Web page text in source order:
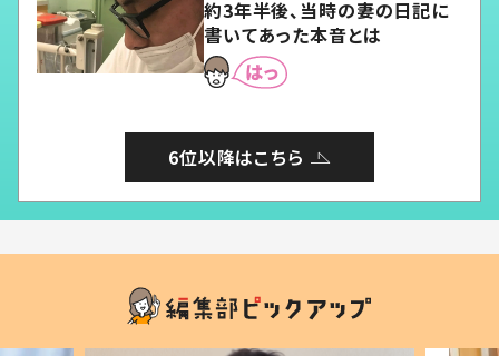
約3年半後、当時の妻の日記に
書いてあった本音とは
6位以降はこちら